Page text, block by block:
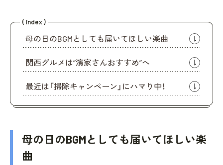
( Index )
母の日のBGMとしても届いてほしい楽曲
関西グルメは“濱家さんおすすめ”へ
最近は「掃除キャンペーン」にハマり中！
母の日のBGMとしても届いてほしい楽
曲